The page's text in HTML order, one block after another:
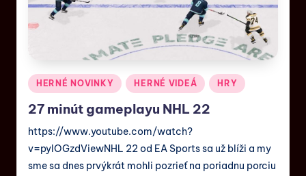
HERNÉ NOVINKY HERNÉ VIDEÁ HRY
27 minút gameplayu NHL 22
https://www.youtube.com/watch?
v=pyIOGzdViewNHL 22 od EA Sports sa už blíži a my
sme sa dnes prvýkrát mohli pozrieť na poriadnu porciu